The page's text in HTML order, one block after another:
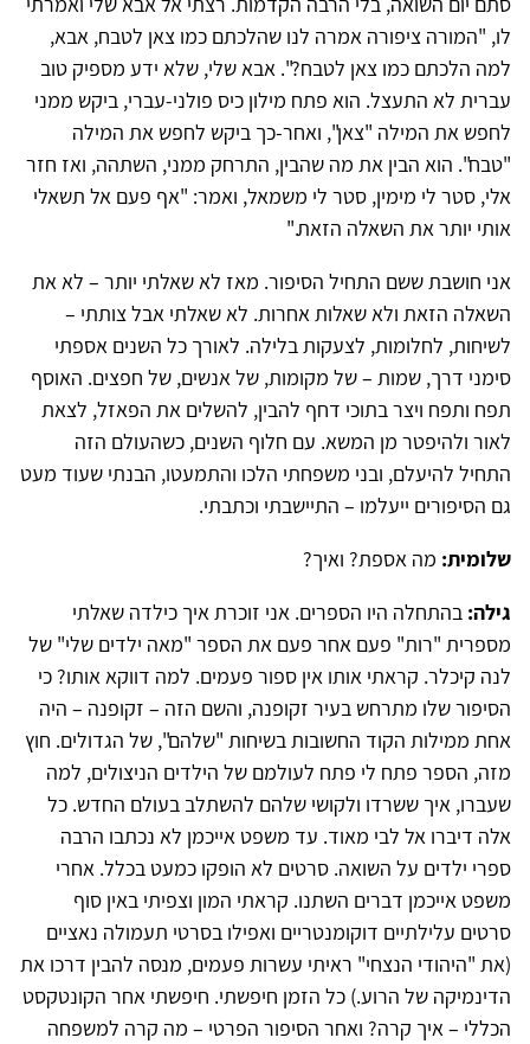
לו, "המורה ציפורה אמרה לנו שהלכתם כמו צאן לטבח, אבא,
למה הלכתם כמו צאן לטבח?". אבא שלי, שלא ידע מספיק טוב
עברית לא התעצל. הוא פתח מילון כיס פולני-עברי, ביקש ממני
לחפש את המילה "צאן", ואחר-כך ביקש לחפש את המילה
"טבח". הוא הבין את מה שהבין, התרחק ממני, השתהה, ואז חזר
אלי, סטר לי מימין, סטר לי משמאל, ואמר: "אף פעם אל תשאלי
אותי יותר את השאלה הזאת."
אני חושבת ששם התחיל הסיפור. מאז לא שאלתי יותר – לא את
השאלה הזאת ולא שאלות אחרות. לא שאלתי אבל צותתי –
לשיחות, לחלומות, לצעקות בלילה. לאורך כל השנים אספתי
סימני דרך, שמות – של מקומות, של אנשים, של חפצים. האוסף
תפח ותפח ויצר בתוכי דחף להבין, להשלים את הפאזל, לצאת
לאור ולהיפטר מן המשא. עם חלוף השנים, כשהעולם הזה
התחיל להיעלם, ובני משפחתי הלכו והתמעטו, הבנתי שעוד מעט
גם הסיפורים ייעלמו – התיישבתי וכתבתי.
שלומית: מה אספת? ואיך?
גילה: בהתחלה היו הספרים. אני זוכרת איך כילדה שאלתי
מספרית "רות" פעם אחר פעם את הספר "מאה ילדים שלי" של
לנה קיכלר. קראתי אותו אין ספור פעמים. למה דווקא אותו? כי
הסיפור שלו מתרחש בעיר זקופנה, והשם הזה – זקופנה – היה
אחת ממילות הקוד החשובות בשיחות "שלהם", של הגדולים. חוץ
מזה, הספר פתח לי פתח לעולמם של הילדים הניצולים, למה
שעברו, איך ששרדו ולקושי שלהם להשתלב בעולם החדש. כל
אלה דיברו אל לבי מאוד. עד משפט אייכמן לא נכתבו הרבה
ספרי ילדים על השואה. סרטים לא הופקו כמעט בכלל. אחרי
משפט אייכמן דברים השתנו. קראתי המון וצפיתי באין סוף
סרטים עלילתיים דוקומנטריים ואפילו בסרטי תעמולה נאציים
(את "היהודי הנצחי" ראיתי עשרות פעמים, מנסה להבין דרכו את
הדינמיקה של הרוע.) כל הזמן חיפשתי. חיפשתי אחר הקונטקסט
הכללי – איך קרה? ואחר הסיפור הפרטי – מה קרה למשפחה